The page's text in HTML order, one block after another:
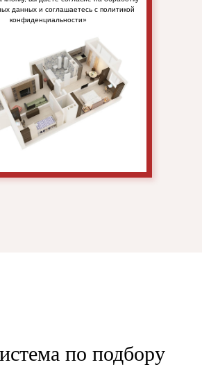
данных и соглашаетесь c политикой
конфиденциальности»
по подбору